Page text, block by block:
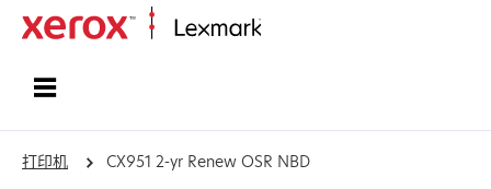
打印机 CX951 2-yr Renew OSR NBD